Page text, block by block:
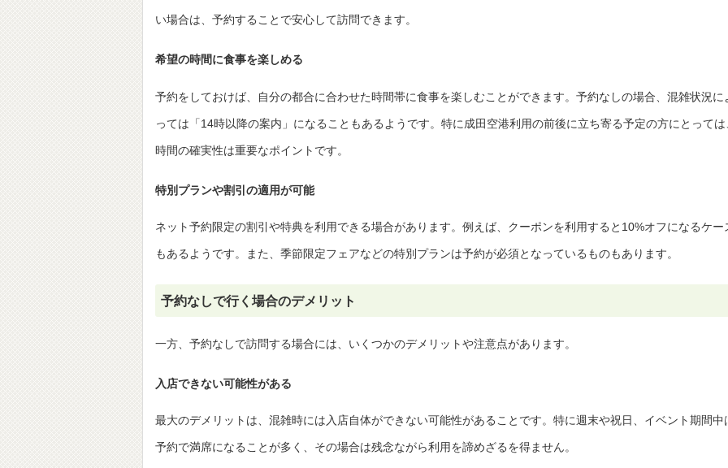
い場合は、予約することで安心して訪問できます。
希望の時間に食事を楽しめる
予約をしておけば、自分の都合に合わせた時間帯に食事を楽しむことができます。予約なしの場合、混雑状況に
っては「14時以降の案内」になることもあるようです。特に成田空港利用の前後に立ち寄る予定の方にとっては
時間の確実性は重要なポイントです。
特別プランや割引の適用が可能
ネット予約限定の割引や特典を利用できる場合があります。例えば、クーポンを利用すると10%オフになるケー
もあるようです。また、季節限定フェアなどの特別プランは予約が必須となっているものもあります。
予約なしで行く場合のデメリット
一方、予約なしで訪問する場合には、いくつかのデメリットや注意点があります。
入店できない可能性がある
最大のデメリットは、混雑時には入店自体ができない可能性があることです。特に週末や祝日、イベント期間中
予約で満席になることが多く、その場合は残念ながら利用を諦めざるを得ません。